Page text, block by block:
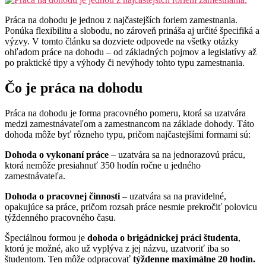
Práca na dohodu je jednou z najčastejších foriem zamestnania.
Ponúka flexibilitu a slobodu, no zároveň prináša aj určité špecifiká a
výzvy. V tomto článku sa dozviete odpovede na všetky otázky
ohľadom práce na dohodu – od základných pojmov a legislatívy až
po praktické tipy a výhody či nevýhody tohto typu zamestnania.
Čo je práca na dohodu
Práca na dohodu je forma pracovného pomeru, ktorá sa uzatvára
medzi zamestnávateľom a zamestnancom na základe dohody. Táto
dohoda môže byť rôzneho typu, pričom najčastejšími formami sú:
Dohoda o vykonaní práce – uzatvára sa na jednorazovú prácu,
ktorá nemôže presiahnuť 350 hodín ročne u jedného
zamestnávateľa.
Dohoda o pracovnej činnosti – uzatvára sa na pravidelné,
opakujúce sa práce, pričom rozsah práce nesmie prekročiť polovicu
týždenného pracovného času.
Špeciálnou formou je dohoda o brigádnickej práci študenta,
ktorú je možné, ako už vyplýva z jej názvu, uzatvoriť iba so
študentom. Ten môže odpracovať týždenne maximálne 20 hodín.